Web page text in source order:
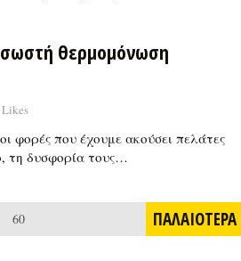
σωστή θερμομόνωση
φορές που έχουμε ακούσει πελάτες
τη δυσφορία τους…
60 ΠΑΛΑΙΟΤΕΡΑ